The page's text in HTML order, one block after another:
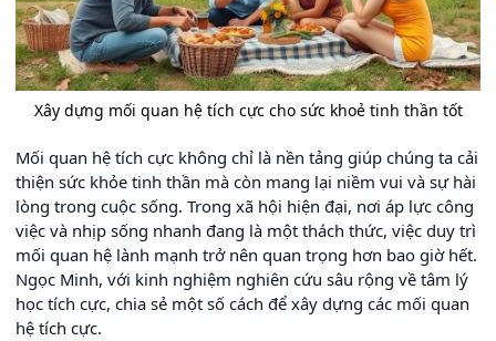
Xây dựng mối quan hệ tích cực cho sức khoẻ tinh thần tốt
Mối quan hệ tích cực không chỉ là nền tảng giúp chúng ta cải
thiện sức khỏe tinh thần mà còn mang lại niềm vui và sự hài
lòng trong cuộc sống. Trong xã hội hiện đại, nơi áp lực công
việc và nhịp sống nhanh đang là một thách thức, việc duy trì
mối quan hệ lành mạnh trở nên quan trọng hơn bao giờ hết.
Ngọc Minh, với kinh nghiệm nghiên cứu sâu rộng về tâm lý
học tích cực, chia sẻ một số cách để xây dựng các mối quan
hệ tích cực.